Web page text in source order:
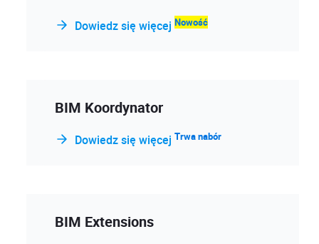
Dowiedz się więcej Nowość
BIM Koordynator
Dowiedz się więcej Trwa nabór
BIM Extensions